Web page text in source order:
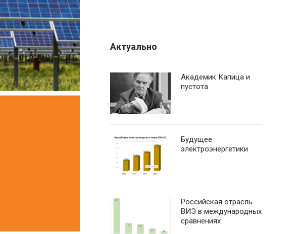
Актуально
Академик Капица и
пустота
Будущее
электроэнергетики
Российская отрасль
ВИЭ в международных
сравнениях